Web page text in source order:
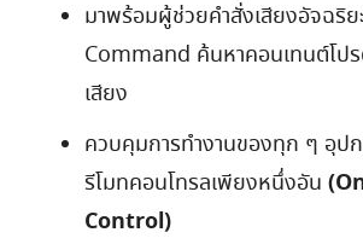
มาพร้อมผู้ช่วยคำสั่งเสียงอัจฉริ
Command ค้นหาคอนเทนต์โป
เสียง
ควบคุมการทำงานของทุก ๆ อุป
รีโมทคอนโทรลเพียงหนึ่งอัน (
Control)